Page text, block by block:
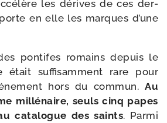
les dérives de ces der­
en elle les marques d’une
pon­tifes romains depuis le
était suf­fi­sam­ment rare pour
hors du com­mun. Au
mil­lé­naire, seuls cinq papes
cata­logue des saints. Parmi